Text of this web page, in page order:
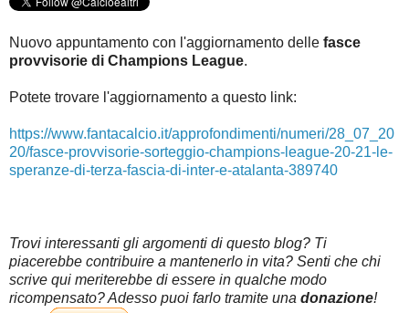
Nuovo appuntamento con l'aggiornamento delle fasce
provvisorie di Champions League.
Potete trovare l'aggiornamento a questo link:
https://www.fantacalcio.it/approfondimenti/numeri/28_07_20
20/fasce-provvisorie-sorteggio-champions-league-20-21-le-
speranze-di-terza-fascia-di-inter-e-atalanta-389740
Trovi interessanti gli argomenti di questo blog? Ti
piacerebbe contribuire a mantenerlo in vita? Senti che chi
scrive qui meriterebbe di essere in qualche modo
ricompensato? Adesso puoi farlo tramite una donazione!